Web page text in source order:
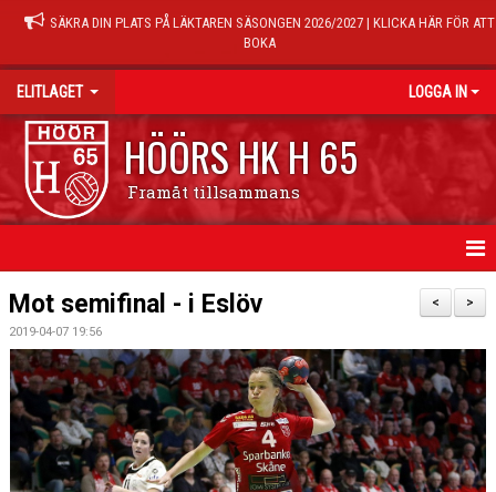
SÄKRA DIN PLATS PÅ LÄKTAREN SÄSONGEN 2026/2027 | KLICKA HÄR FÖR ATT
BOKA
ELITLAGET LOGGA IN
HÖÖRS HK H 65
Framåt tillsammans
HEM
NYHETER
TRUPPEN
MATCHER
KALENDER
>
<
Mot semifinal - i Eslöv
2019-04-07 19:56